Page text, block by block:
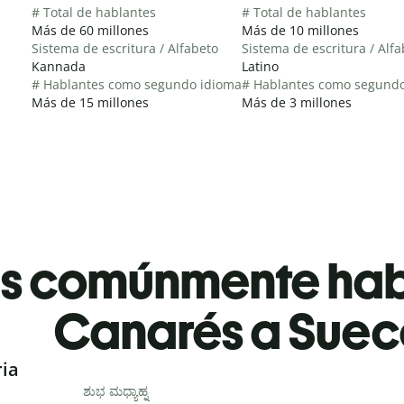
# Total de hablantes
Más de 60 millones
Sistema de escritura / Alfabeto
Kannada
# Hablantes como segundo idioma
Más de 15 millones
# Total de hablantes
Más de 10 millones
Sistema de escritura /
Latino
# Hablantes como
Más de 3 millones
comúnmente
Canarés a
ಶುಭ ಮಧ್ಯಾಹ್ನ